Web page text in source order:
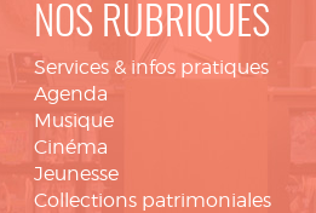
NOS RUBRIQUES
Services & infos pratiques
Agenda
Musique
Cinéma
Jeunesse
Collections patrimoniales